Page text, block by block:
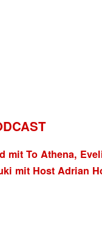
mit To Athena,
mit Host Adrian